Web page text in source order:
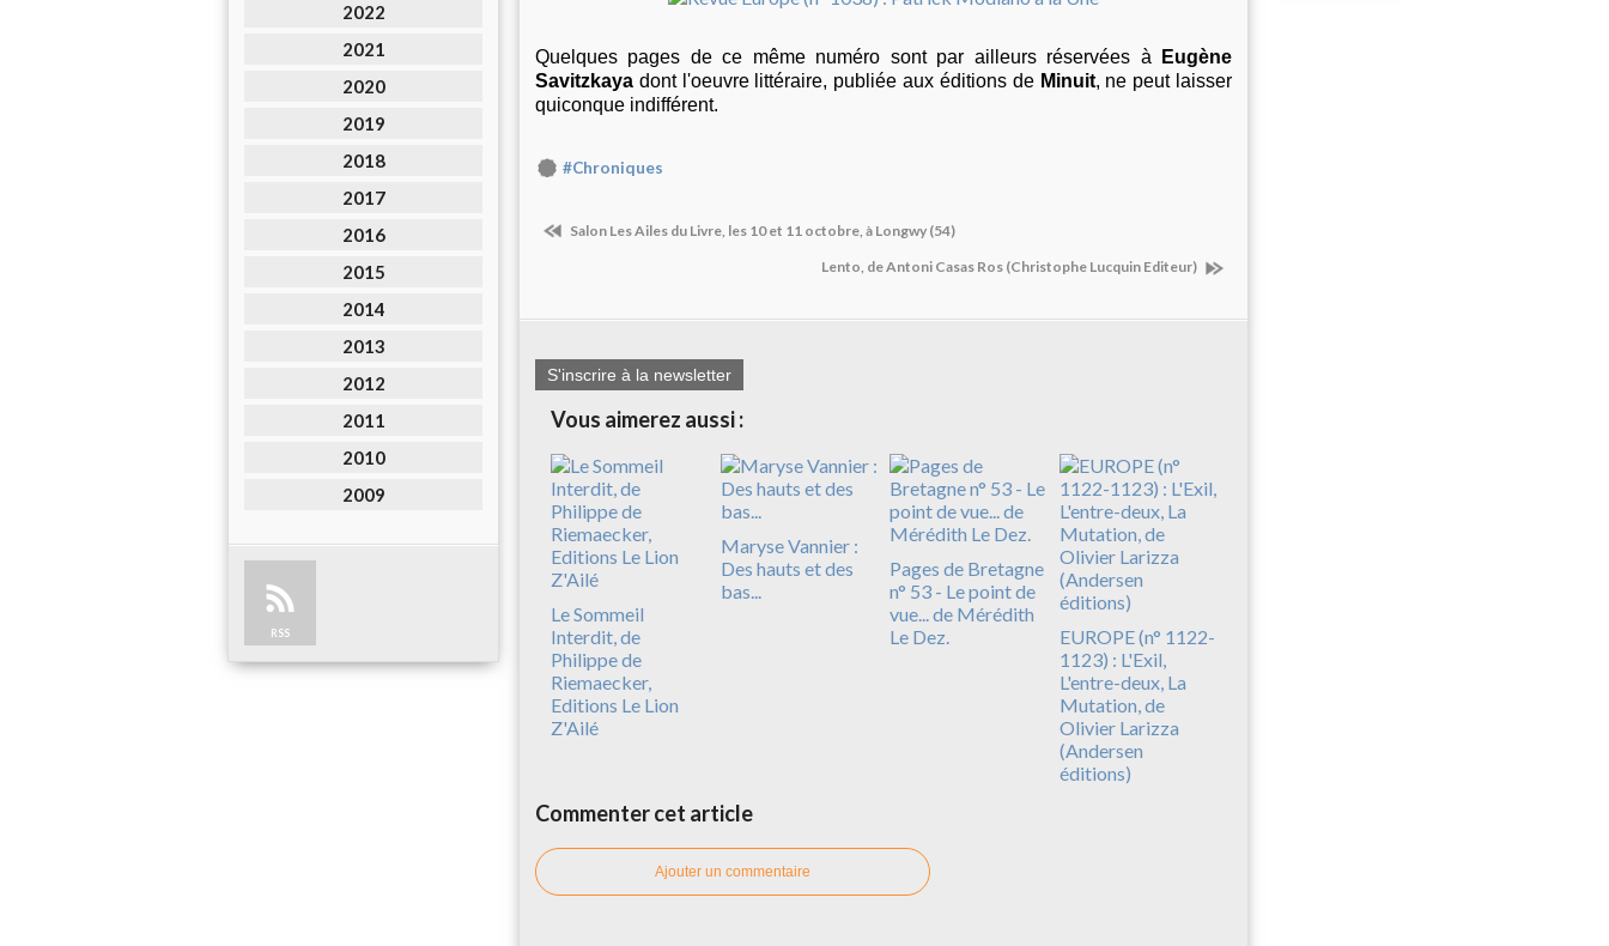
2022
2021
2020
2019
2018
2017
2016
2015
2014
2013
2012
2011
2010
2009
RSS
Quelques pages de ce même numéro sont par ailleurs réservées à
Eugène
Savitzkaya dont l'oeuvre littéraire, publiée aux éditions de Minuit, ne peut laisser
quiconque indifférent.
#Chroniques
Salon Les Ailes du Livre, les 10 et 11 octobre, à Longwy (54)
Lento, de Antoni Casas Ros (Christophe Lucquin Editeur)
S'inscrire à la newsletter
Vous aimerez aussi :
Le Sommeil
Interdit, de
Philippe de
Riemaecker,
Editions Le Lion
Z'Ailé
Maryse Vannier :
Des hauts et des
bas...
Pages de Bretagne
n° 53 - Le point de
vue... de Mérédith
Le Dez.
EUROPE (n° 1122-
1123) : L'Exil,
L'entre-deux, La
Mutation, de
Olivier Larizza
(Andersen
éditions)
Commenter cet article
Ajouter un commentaire